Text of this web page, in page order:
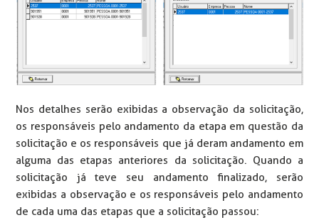
Nos detalhes serão exibidas a observação da solicitação,
os responsáveis pelo andamento da etapa em questão da
solicitação e os responsáveis que já deram andamento em
alguma das etapas anteriores da solicitação. Quando a
solicitação já teve seu andamento finalizado, serão
exibidas a observação e os responsáveis pelo andamento
de cada uma das etapas que a solicitação passou: